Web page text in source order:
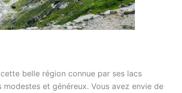
belle région connue par ses lacs
et généreux. Vous avez envie de